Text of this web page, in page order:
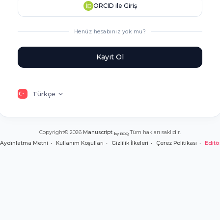
ORCID ile Giriş
Henüz hesabınız yok mu?
Kayıt Ol
Türkçe
Copyright© 2026 Manuscript by BOQ Tüm hakları saklıdır.
Aydınlatma Metni
Kullanım Koşulları Gizlilik İlkeleri Çerez Politikası